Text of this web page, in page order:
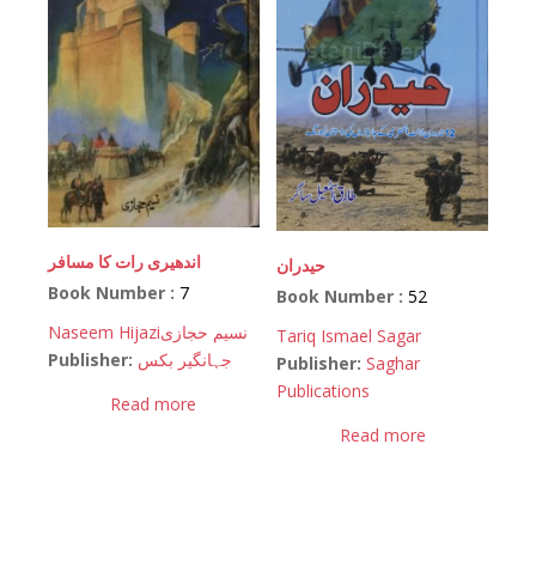
اندھیری رات کا مسافر
Book Number : 7
Naseem Hijaziنسیم حجازی
Publisher: جہانگیر بکس
Read more
حیدران
Book Number :52
Tariq Ismael Sagar
Publisher: Saghar
Publications
Read more